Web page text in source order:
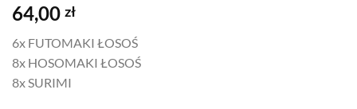
64,00 zł
6x FUTOMAKI ŁOSOŚ
8x HOSOMAKI ŁOSOŚ
8x SURIMI